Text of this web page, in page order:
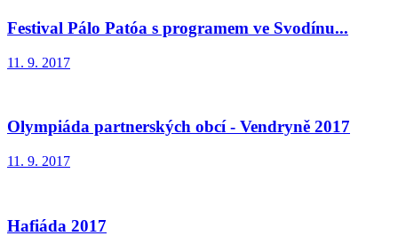
Festival Pálo Patóa s programem ve Svodínu...
11. 9. 2017
Olympiáda partnerských obcí - Vendryně 2017
11. 9. 2017
Hafiáda 2017